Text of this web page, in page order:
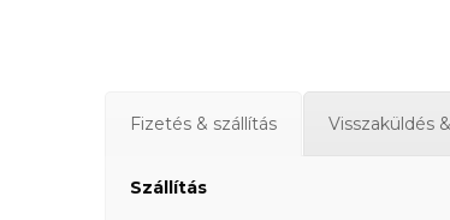
Fizetés & szállítás Visszaküldés
Szállítás